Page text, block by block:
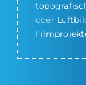
oder